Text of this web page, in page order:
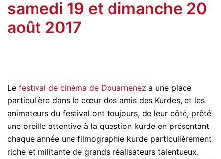
samedi 19 et dimanche 20
août 2017
Le festival de cinéma de Douarnenez a une place
particulière dans le cœur des amis des Kurdes, et les
animateurs du festival ont toujours, de leur côté, prêté
une oreille attentive à la question kurde en présentant
chaque année une filmographie kurde particulièrement
riche et militante de grands réalisateurs talentueux.